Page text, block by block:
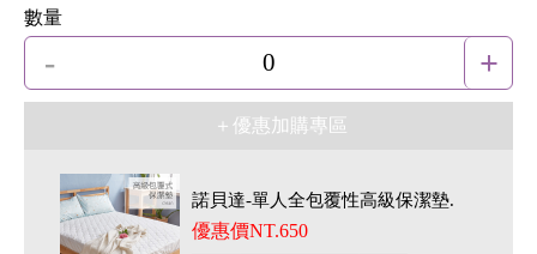
數量
- 0 +
＋優惠加購專區
諾貝達-單人全包覆性高級保潔墊.
優惠價NT.650